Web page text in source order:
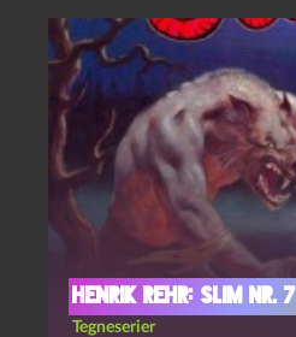
Henrik Rehr: Slim nr. 7
Tegneserier